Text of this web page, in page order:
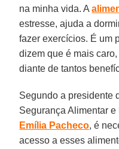
na minha vida. A
estresse, ajuda a
fazer exercícios. É um
dizem que é mais
diante de tantos
Segundo a presidente
Segurança Alimentar
Emília Pacheco, é
acesso a esses